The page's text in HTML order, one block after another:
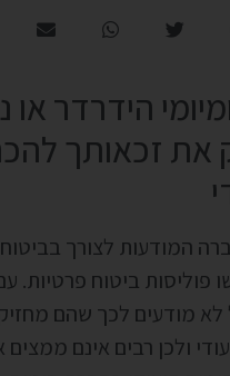
הידרדר או
את זכאותך
המודעות לצורך בביטוח
פוליסות ביטוח פרטיות.
מודעים לכך שהם
ולכן רבים אינם ממצים